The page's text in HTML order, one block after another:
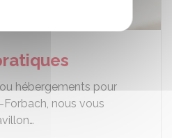
hébergements pour
nous vous